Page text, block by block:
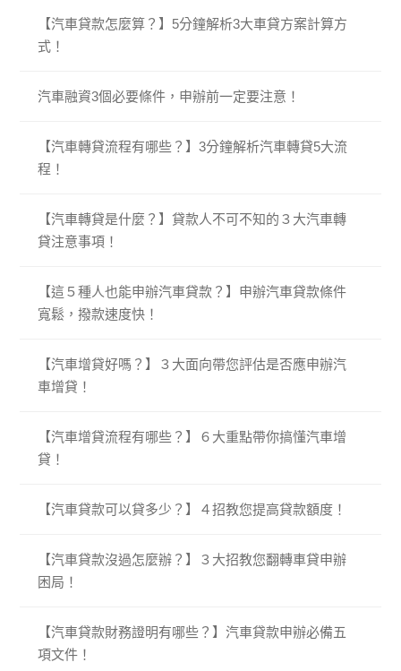
【汽車貸款怎麼算？】5分鐘解析3大車貸方案計算方
式！
汽車融資3個必要條件，申辦前一定要注意！
【汽車轉貸流程有哪些？】3分鐘解析汽車轉貸5大流
程！
【汽車轉貸是什麼？】貸款人不可不知的３大汽車轉
貸注意事項！
【這５種人也能申辦汽車貸款？】申辦汽車貸款條件
寬鬆，撥款速度快！
【汽車增貸好嗎？】３大面向帶您評估是否應申辦汽
車增貸！
【汽車增貸流程有哪些？】６大重點帶你搞懂汽車增
貸！
【汽車貸款可以貸多少？】４招教您提高貸款額度！
【汽車貸款沒過怎麼辦？】３大招教您翻轉車貸申辦
困局！
【汽車貸款財務證明有哪些？】汽車貸款申辦必備五
項文件！